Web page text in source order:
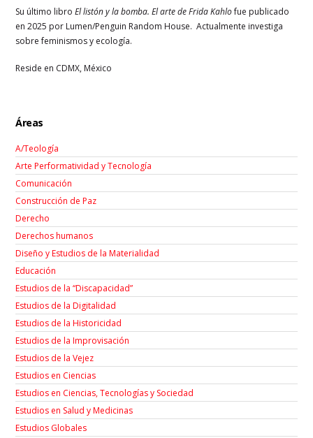
Su último libroEl listón y la bomba. El arte de Frida Kahlofue publicado
en 2025 por Lumen/Penguin Random House. Actualmente investiga
sobre feminismos y ecología.
Reside en CDMX, México
Áreas
A/Teología
Arte Performatividad y Tecnología
Comunicación
Construcción de Paz
Derecho
Derechos humanos
Diseño y Estudios de la Materialidad
Educación
Estudios de la “Discapacidad”
Estudios de la Digitalidad
Estudios de la Historicidad
Estudios de la Improvisación
Estudios de la Vejez
Estudios en Ciencias
Estudios en Ciencias, Tecnologías y Sociedad
Estudios en Salud y Medicinas
Estudios Globales